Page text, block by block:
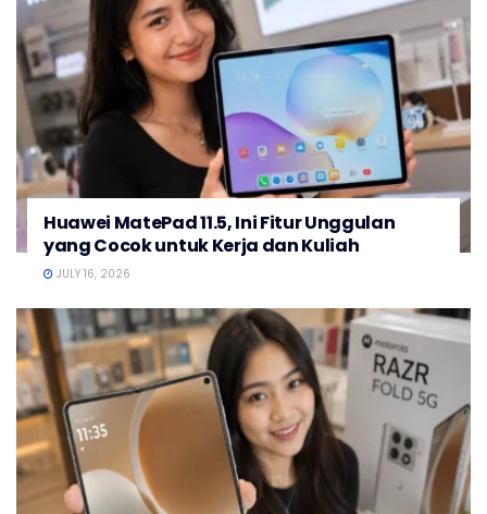
Huawei MatePad 11.5, Ini Fitur Unggulan
yang Cocok untuk Kerja dan Kuliah
JULY 16, 2026